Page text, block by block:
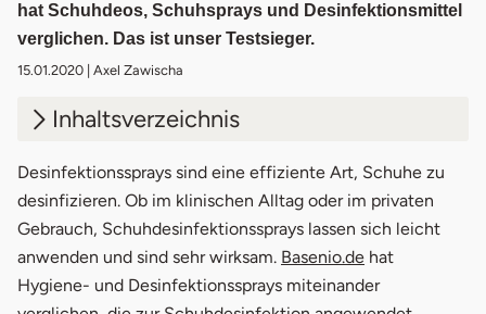
hat Schuhdeos, Schuhsprays und Desinfektionsmittel
verglichen. Das ist unser Testsieger.
15.01.2020 | Axel Zawischa
Inhaltsverzeichnis
1. Schuhdesinfektion im Vergleich
Testsieger Schuhdesinfektion
3. Hausmittel gegen Schuhgeruch
3.1 Schuhe einfrieren
Desinfektionssprays sind eine effiziente Art, Schuhe zu
desinfizieren. Ob im klinischen Alltag oder im privaten
Gebrauch, Schuhdesinfektionssprays lassen sich leicht
anwenden und sind sehr wirksam. Basenio.de hat
Hygiene- und Desinfektionssprays miteinander